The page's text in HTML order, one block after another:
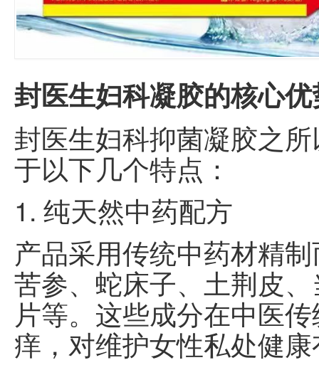
封医生妇科凝胶的核心
封医生妇科抑菌凝胶之
于以下几个特点：
1. 纯天然中药配方
产品采用传统中药材精
苦参、蛇床子、土荆皮
片等。这些成分在中医
痒，对维护女性私处健